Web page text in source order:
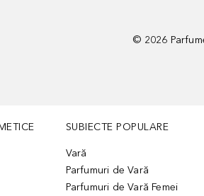
© 2026
SUBIECTE POPULARE
Vară
Parfumuri de Vară
Parfumuri de Vară Femei